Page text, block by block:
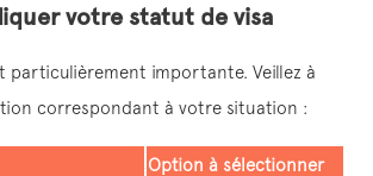
votre statut de visa
particulièrement importante. Veillez à
correspondant à votre situation :
Option à sélectionner